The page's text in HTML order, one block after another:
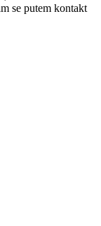
se putem kontakt